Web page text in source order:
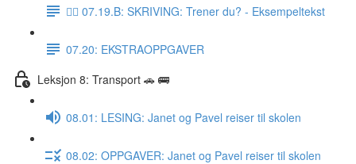
✍🏼 07.19.B: SKRIVING: Trener du? - Eksempeltekst
07.20: EKSTRAOPPGAVER
Leksjon 8: Transport 🚗 🚌
08.01: LESING: Janet og Pavel reiser til skolen
08.02: OPPGAVER: Janet og Pavel reiser til skolen